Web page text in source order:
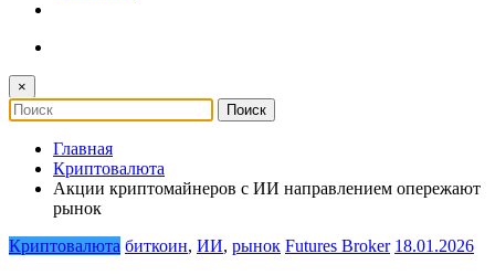
×
Главная
Криптовалюта
Акции криптомайнеров с ИИ направлением опережают
рынок
Криптовалюта биткоин, ИИ, рынок Futures Broker 18.01.2026